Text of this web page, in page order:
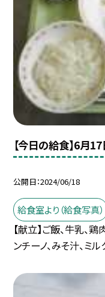
【今日の給食】6月17
公開日 2024/06/18
給食室より（給食写真）
【献立】ご飯、牛乳、
ンチーノ、みそ汁、ミル